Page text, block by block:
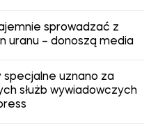
sprowadzać z
uranu – donoszą media
specjalne uznano za
służb wywiadowczych